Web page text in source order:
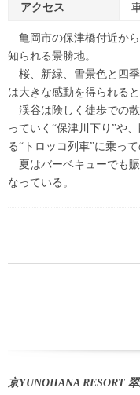
アクセス
亀岡市の保津橋付近か
知られる景勝地。
桜、新緑、雪景色と四
は大きな感動を得られると
渓谷は険しく徒歩での
っていく“保津川下り”や
る“トロッコ列車”に乗って
夏はバーベキューでも
なっている。
京YUNOHANA RESORT